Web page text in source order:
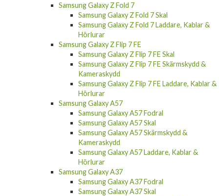
Samsung Galaxy Z Fold 7 Skal
Samsung Galaxy Z Fold 7 Laddare, Kablar &
Hörlurar
Samsung Galaxy Z Flip 7 FE
Samsung Galaxy Z Flip 7 FE Skal
Samsung Galaxy Z Flip 7 FE Skärmskydd &
Kameraskydd
Samsung Galaxy Z Flip 7 FE Laddare, Kablar &
Hörlurar
Samsung Galaxy A57
Samsung Galaxy A57 Fodral
Samsung Galaxy A57 Skal
Samsung Galaxy A57 Skärmskydd &
Kameraskydd
Samsung Galaxy A57 Laddare, Kablar &
Hörlurar
Samsung Galaxy A37
Samsung Galaxy A37 Fodral
Samsung Galaxy A37 Skal
Samsung Galaxy A37 Skärmskydd &